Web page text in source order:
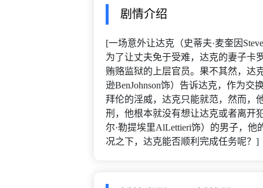
剧情介绍
[一场意外让达克（史蒂夫·麦奎因
为了让丈夫免于受难，达克的妻子卡
贿赂监狱的上层官员。果不其然，达
逊BenJohnson饰）告诉达克，作为
拜伦的淫威，达克只能就范，然而，
刑，他根本就没有想让达克或者离开
尔·勒提埃里AlLettieri饰）的男子，
况之下，达克能否顺利完成任务呢？]